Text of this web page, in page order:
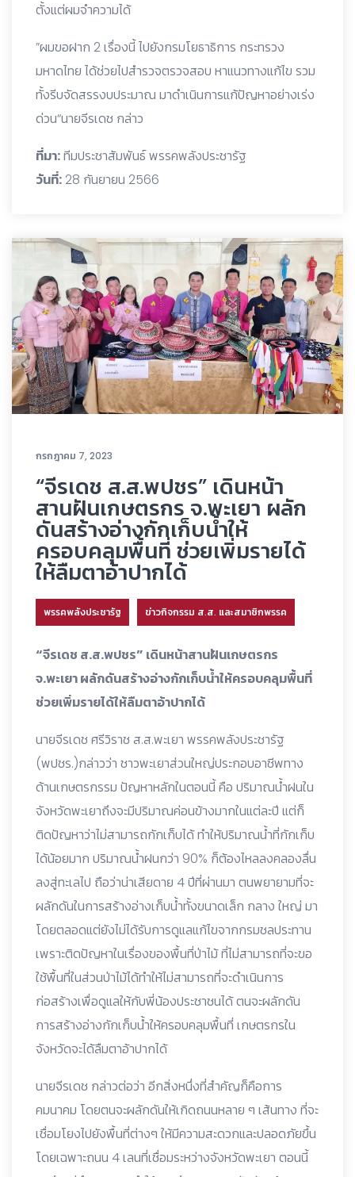
ตั้งแต่ผมจำความได้
”ผมขอฝาก 2 เรื่องนี้ ไปยังกรมโยธาธิการ กระทรวง
มหาดไทย ได้ช่วยไปสำรวจตรวจสอบ หาแนวทางแก้ไข รวม
ทั้งรีบจัดสรรงบประมาณ มาดำเนินการแก้ปัญหาอย่างเร่ง
ด่วน“นายจีรเดช กล่าว
ที่มา:ทีมประชาสัมพันธ์ พรรคพลังประชารัฐ
วันที่: 28 กันยายน 2566
กรกฎาคม 7, 2023
“จีรเดช ส.ส.พปชร” เดินหน้า
สานฝันเกษตรกร จ.พะเยา ผลัก
ดันสร้างอ่างกักเก็บน้ำให้
ครอบคลุมพื้นที่ ช่วยเพิ่มรายได้
ให้ลืมตาอ้าปากได้
พรรคพลังประชารัฐ ข่าวกิจกรรม ส.ส. และสมาชิกพรรค
“จีรเดช ส.ส.พปชร” เดินหน้าสานฝันเกษตรกร
จ.พะเยา ผลักดันสร้างอ่างกักเก็บน้ำให้ครอบคลุมพื้นที่
ช่วยเพิ่มรายได้ให้ลืมตาอ้าปากได้
นายจีรเดช ศรีวิราช ส.ส.พะเยา พรรคพลังประชารัฐ
(พปชร.)กล่าวว่า ชาวพะเยาส่วนใหญ่ประกอบอาชีพทาง
ด้านเกษตรกรรม ปัญหาหลักในตอนนี้ คือ ปริมาณน้ำฝนใน
จังหวัดพะเยาถึงจะมีปริมาณค่อนข้างมากในแต่ละปี แต่ก็
ติดปัญหาว่าไม่สามารถกักเก็บได้ ทำให้ปริมาณน้ำที่กักเก็บ
ได้น้อยมาก ปริมาณน้ำฝนกว่า 90% ก็ต้องไหลลงคลองลื่น
ลงสู่ทะเลไป ถือว่าน่าเสียดาย 4 ปีที่ผ่านมา ตนพยายามที่จะ
ผลักดันในการสร้างอ่างเก็บน้ำทั้งขนาดเล็ก กลาง ใหญ่ มา
โดยตลอดแต่ยังไม่ได้รับการดูแลแก้ไขจากกรมชลประทาน
เพราะติดปัญหาในเรื่องของพื้นที่ป่าไม้ ที่ไม่สามารถที่จะขอ
ใช้พื้นที่ในส่วนป่าไม้ได้ทำให้ไม่สามารถที่จะดำเนินการ
ก่อสร้างเพื่อดูแลให้กับพี่น้องประชาชนได้ ตนจะผลักดัน
การสร้างอ่างกักเก็บน้ำให้ครอบคลุมพื้นที่ เกษตรกรใน
จังหวัดจะได้ลืมตาอ้าปากได้
นายจีรเดช กล่าวต่อว่า อีกสิ่งหนึ่งที่สำคัญก็คือการ
คมนาคม โดยตนจะผลักดันให้เกิดถนนหลาย ๆ เส้นทาง ที่จะ
เชื่อมโยงไปยังพื้นที่ต่างๆ ให้มีความสะดวกและปลอดภัยขึ้น
โดยเฉพาะถนน 4 เลนที่เชื่อมระหว่างจังหวัดพะเยา ตอนนี้